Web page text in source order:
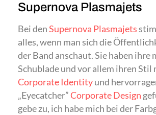
Supernova Plasmajets
Bei denSupernova Plasmajets
alles, wenn man sich die
der Band anschaut. Sie haben ihre
Schublade und vor allem ihren Stil
Corporate Identityund
„Eyecatcher”Corporate Design
gebe zu, ich habe mich bei der